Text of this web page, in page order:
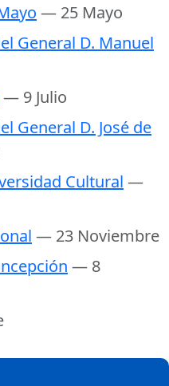
— 25 Mayo
General D. Manuel
— 9 Julio
General D. José de
Cultural —
— 23 Noviembre
— 8